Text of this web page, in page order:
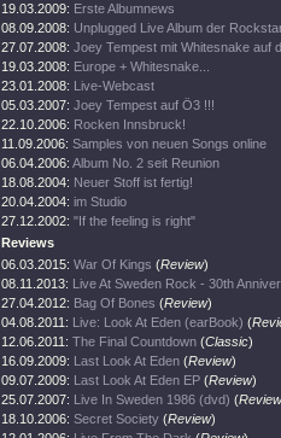
19.03.2009: Erste Albumnews
08.09.2008: Unplugged Live Album der
27.07.2008: Joey Tempest mit Whitesnake auf
19.03.2008: Europe + Whitesnake...
23.01.2008: Live-Webcast
05.03.2007: Joey Tempest auf Ö3 !!!
22.10.2006: Rocken Innsbruck!
11.09.2006: Samples von neuen Songs online
06.04.2006: Album No. 2 seit Reunion
18.08.2004: Neuer Stoff ist fertig!
20.04.2004: im Studio
27.12.2002: "If the feeling is right"
Reviews
06.03.2015: War Of Kings (Review)
08.11.2013: Live At Sweden Rock - 30th
27.04.2012: Bag Of Bones (Review)
04.08.2011: Live: Look At Eden (earBook) (
12.06.2011: The Final Countdown (Classic)
16.09.2009: Last Look At Eden (Review)
09.07.2009: Last Look At Eden EP (Review)
25.07.2007: Live In Sweden 1986 (dvd) (Review
18.10.2006: Secret Society (Review)